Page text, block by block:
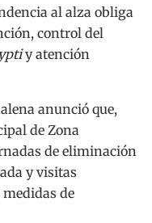
al alza obliga
control del
y atención
anunció que,
de Zona
de eliminación
y visitas
de